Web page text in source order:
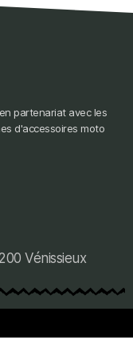
partenariat avec les
d'accessoires moto
Vénissieux